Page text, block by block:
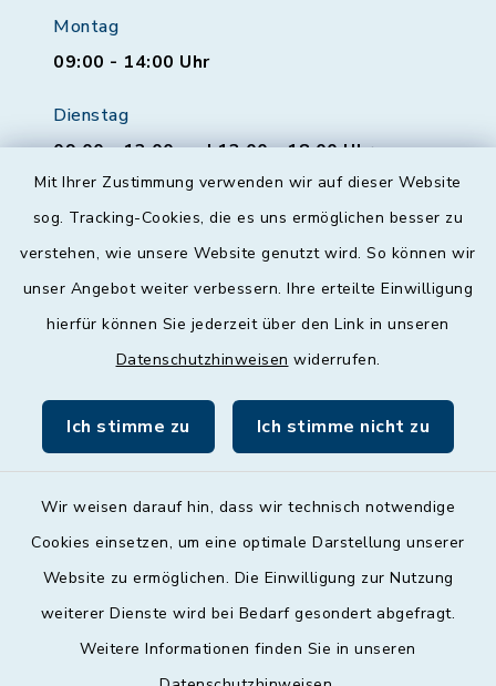
Mit Ihrer Zustimmung verwenden wir auf dieser Website
sog. Tracking-Cookies, die es uns ermöglichen besser zu
verstehen, wie unsere Website genutzt wird. So können wir
unser Angebot weiter verbessern. Ihre erteilte Einwilligung
hierfür können Sie jederzeit über den Link in unseren
Datenschutzhinweisen widerrufen.
Ich stimme zu Ich stimme nicht zu
Wir weisen darauf hin, dass wir technisch notwendige
Cookies einsetzen, um eine optimale Darstellung unserer
Website zu ermöglichen. Die Einwilligung zur Nutzung
weiterer Dienste wird bei Bedarf gesondert abgefragt.
Weitere Informationen finden Sie in unseren
Montag
09:00 - 14:00 Uhr
Dienstag
09:00 - 12:00 und 13:00 - 18:00 Uhr
Donnerstag
09:00 - 12:00 und 13:00 - 18:00 Uhr
09:00 - 12:00 Uhr
Barrierefreiheit